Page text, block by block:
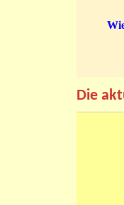
Die